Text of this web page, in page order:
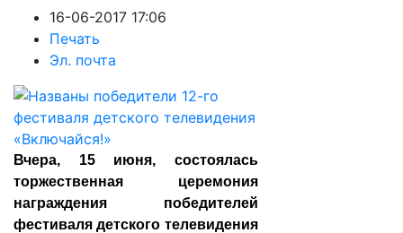
16-06-2017 17:06
Печать
Эл. почта
Вчера, 15 июня, состоялась
торжественная церемония
награждения победителей
фестиваля детского телевидения